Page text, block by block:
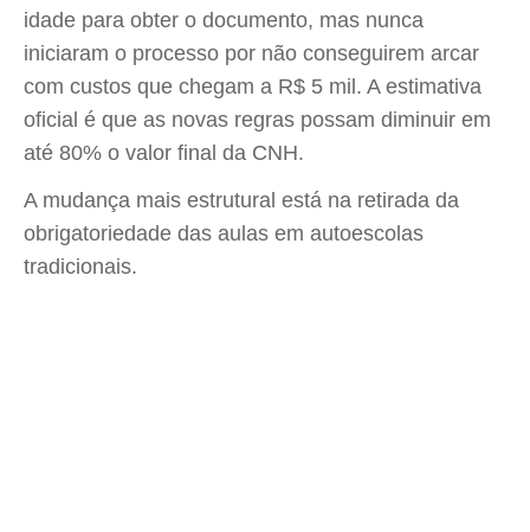
idade para obter o documento, mas nunca
iniciaram o processo por não conseguirem arcar
com custos que chegam a R$ 5 mil. A estimativa
oficial é que as novas regras possam diminuir em
até 80% o valor final da CNH.
A mudança mais estrutural está na retirada da
obrigatoriedade das aulas em autoescolas
tradicionais.